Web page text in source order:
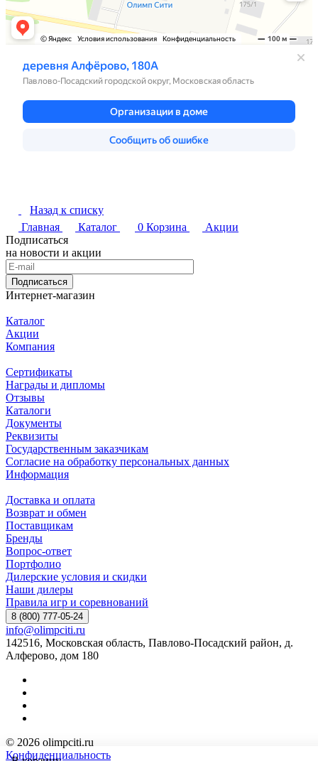
Назад к списку
Главная
Каталог 0 Корзина
Акции
Подписаться
на новости и акции
Подписаться
Интернет-магазин
Каталог
Акции
Компания
Сертификаты
Награды и дипломы
Отзывы
Каталоги
Документы
Реквизиты
Государственным заказчикам
Согласие на обработку персональных данных
Информация
Доставка и оплата
Возврат и обмен
Поставщикам
Бренды
Вопрос-ответ
Портфолио
Дилерские условия и скидки
Наши дилеры
Правила игр и соревнований
8 (800) 777-05-24
info@olimpciti.ru
142516, Московская область, Павлово-Посадский район, д.
Алферово, дом 180
© 2026 olimpciti.ru
Конфиденциальность